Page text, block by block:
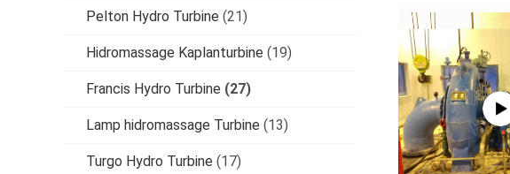
Pelton Hydro Turbine (21)
Hidromassage Kaplanturbine (19)
Francis Hydro Turbine (27)
Lamp hidromassage Turbine (13)
Turgo Hydro Turbine (17)